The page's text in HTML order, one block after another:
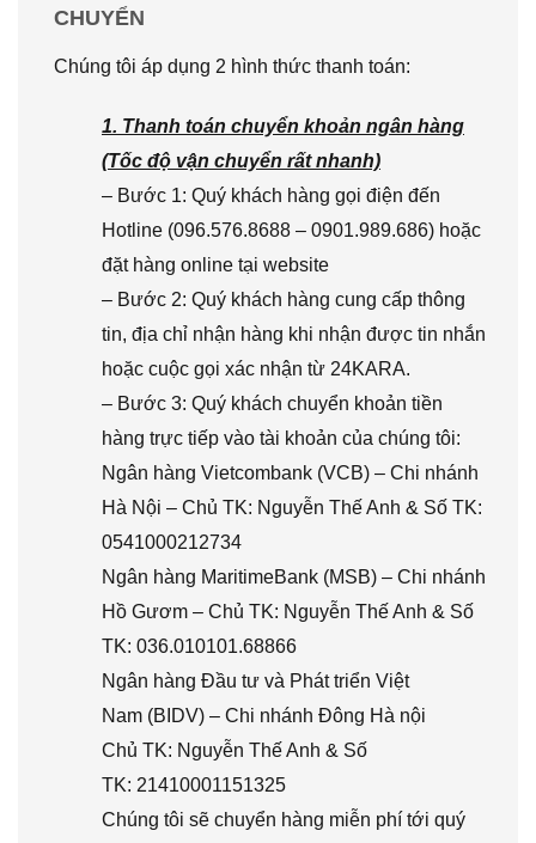
CHUYỂN
Chúng tôi áp dụng 2 hình thức thanh toán:
1. Thanh toán chuyển khoản ngân hàng
(Tốc độ vận chuyển rất nhanh)
– Bước 1: Quý khách hàng gọi điện đến
Hotline (096.576.8688 – 0901.989.686) hoặc
đặt hàng online tại website
– Bước 2: Quý khách hàng cung cấp thông
tin, địa chỉ nhận hàng khi nhận được tin nhắn
hoặc cuộc gọi xác nhận từ 24KARA.
– Bước 3: Quý khách chuyển khoản tiền
hàng trực tiếp vào tài khoản của chúng tôi:
Ngân hàng Vietcombank (VCB) – Chi nhánh
Hà Nội – Chủ TK: Nguyễn Thế Anh & Số TK:
0541000212734
Ngân hàng MaritimeBank (MSB) – Chi nhánh
Hồ Gươm – Chủ TK: Nguyễn Thế Anh & Số
TK: 036.010101.68866
Ngân hàng Đầu tư và Phát triển Việt
Nam (BIDV) – Chi nhánh Đông Hà nội
Chủ TK: Nguyễn Thế Anh & Số
TK: 21410001151325
Chúng tôi sẽ chuyển hàng miễn phí tới quý